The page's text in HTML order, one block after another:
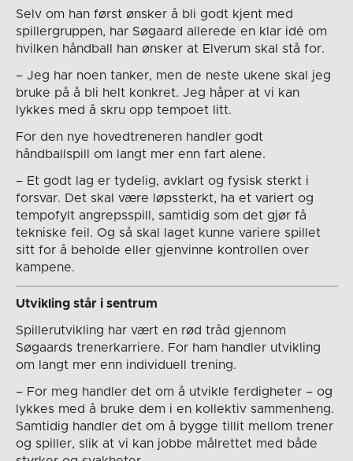
Selv om han først ønsker å bli godt kjent med
spillergruppen, har Søgaard allerede en klar idé om
hvilken håndball han ønsker at Elverum skal stå for.
– Jeg har noen tanker, men de neste ukene skal jeg
bruke på å bli helt konkret. Jeg håper at vi kan
lykkes med å skru opp tempoet litt.
For den nye hovedtreneren handler godt
håndballspill om langt mer enn fart alene.
– Et godt lag er tydelig, avklart og fysisk sterkt i
forsvar. Det skal være løpssterkt, ha et variert og
tempofylt angrepsspill, samtidig som det gjør få
tekniske feil. Og så skal laget kunne variere spillet
sitt for å beholde eller gjenvinne kontrollen over
kampene.
Utvikling står i sentrum
Spillerutvikling har vært en rød tråd gjennom
Søgaards trenerkarriere. For ham handler utvikling
om langt mer enn individuell trening.
– For meg handler det om å utvikle ferdigheter – og
lykkes med å bruke dem i en kollektiv sammenheng.
Samtidig handler det om å bygge tillit mellom trener
og spiller, slik at vi kan jobbe målrettet med både